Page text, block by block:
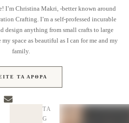
I’m Christina Makri, -better known around
Crafting. I’m a self-professed incurable
design anything from small crafts to large
space as beautiful as I can for me and my
family.
ΤΑ ΆΡΘΡΑ
TA
G